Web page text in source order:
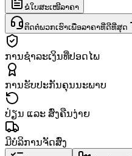
ຂໍໃບສະເໜີລາຄາ
ຕິດຕໍ່ພວກເຮົາເພື່ອລາຄາທີ່ດີທີ່ສຸດ
ການຊຳລະເງິນທີ່ປອດໄພ
ການຮັບປະກັນຄຸນນະພາບ
ປ່ຽນ ແລະ ສົ່ງຄືນງ່າຍ
ມີບໍລິການຈັດສົ່ງ